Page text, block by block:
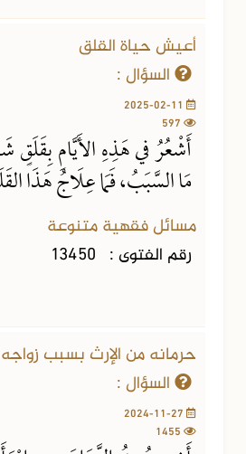
أعيش حياة القلق
السؤال :
أَشْعُرُ في هَذِهِ الأَيَّامِ بِقَلَقٍ
مَا السَّبَبُ، فَمَا عِلَاجُ هَذَا
مسائل فقهية متنوعة
رقم الفتوى : 13450
حرمانه من الإرث بسبب زواجه
السؤال :